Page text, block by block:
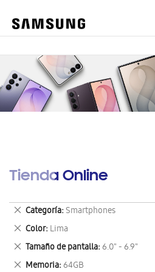
Tienda Online
Categoría Smartphones
Eliminar
este
artículo
Color Lima
Eliminar
este
artículo
Tamaño de pantalla 6.0" - 6.9"
Eliminar
este
Memoria 64GB
Eliminar